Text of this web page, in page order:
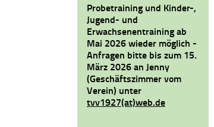
Probetraining und Kinder-,
Jugend- und
Erwachsenentraining ab
Mai 2026 wieder möglich -
Anfragen bitte bis zum 15.
März 2026 an Jenny
(Geschäftszimmer vom
Verein) unter
tvv1927(at)web.de